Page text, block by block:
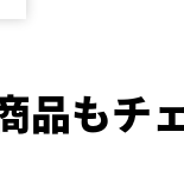
品もチ